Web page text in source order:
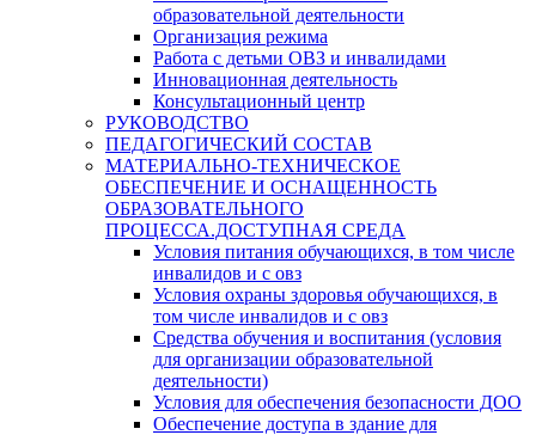
образовательной деятельности
Организация режима
Работа с детьми ОВЗ и инвалидами
Инновационная деятельность
Консультационный центр
РУКОВОДСТВО
ПЕДАГОГИЧЕСКИЙ СОСТАВ
МАТЕРИАЛЬНО-ТЕХНИЧЕСКОЕ
ОБЕСПЕЧЕНИЕ И ОСНАЩЕННОСТЬ
ОБРАЗОВАТЕЛЬНОГО
ПРОЦЕССА.ДОСТУПНАЯ СРЕДА
Условия питания обучающихся, в том числе
инвалидов и с овз
Условия охраны здоровья обучающихся, в
том числе инвалидов и с овз
Средства обучения и воспитания (условия
для организации образовательной
деятельности)
Условия для обеспечения безопасности ДОО
Обеспечение доступа в здание для